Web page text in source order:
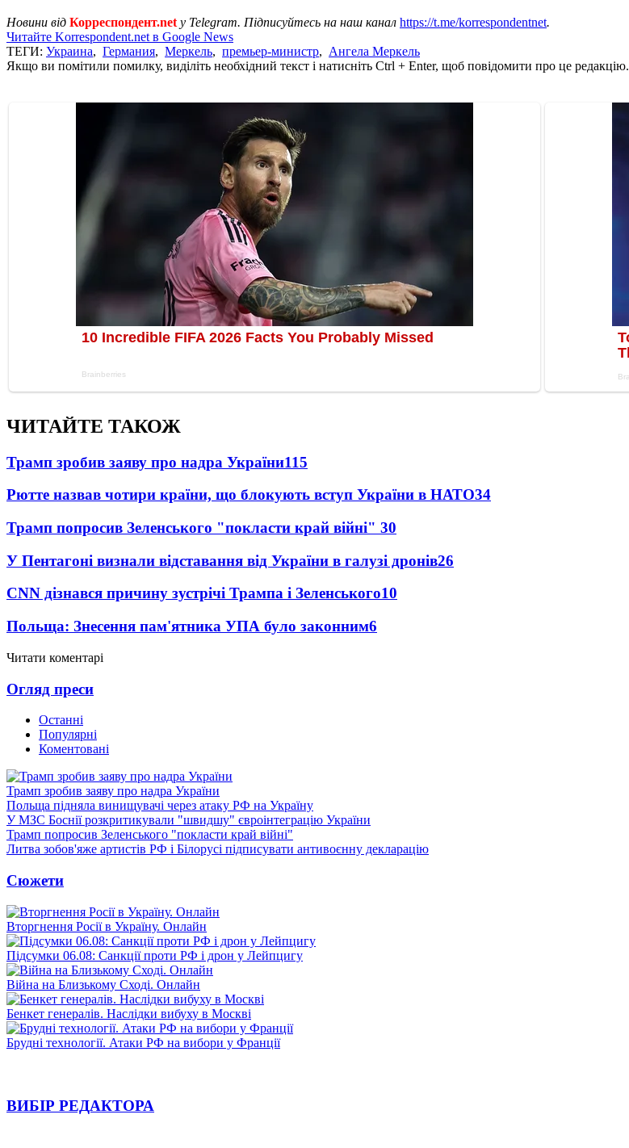
Новини від Корреспондент.net у Telegram. Підписуйтесь на наш канал https://t.me/korrespondentnet.
Читайте Korrespondent.net в Google News
ТЕГИ: Украина, Германия, Меркель, премьер-министр, Ангела Меркель
Якщо ви помітили помилку, виділіть необхідний текст і натисніть Ctrl + Enter, щоб повідомити про це редакцію.
ЧИТАЙТЕ ТАКОЖ
Трамп зробив заяву про надра України115
Рютте назвав чотири країни, що блокують вступ України в НАТО34
Трамп попросив Зеленського "покласти край війні" 30
У Пентагоні визнали відставання від України в галузі дронів26
CNN дізнався причину зустрічі Трампа і Зеленського10
Польща: Знесення пам'ятника УПА було законним6
Читати коментарі
Огляд преси
Останні
Популярні
Коментовані
Трамп зробив заяву про надра України
Польща підняла винищувачі через атаку РФ на Україну
У МЗС Боснії розкритикували "швидшу" євроінтеграцію України
Трамп попросив Зеленського "покласти край війні"
Литва зобов'яже артистів РФ і Білорусі підписувати антивоєнну декларацію
Сюжети
Вторгнення Росії в Україну. Онлайн
Підсумки 06.08: Санкції проти РФ і дрон у Лейпцигу
Війна на Близькому Сході. Онлайн
Бенкет генералів. Наслідки вибуху в Москві
Брудні технології. Атаки РФ на вибори у Франції
ВИБІР РЕДАКТОРА